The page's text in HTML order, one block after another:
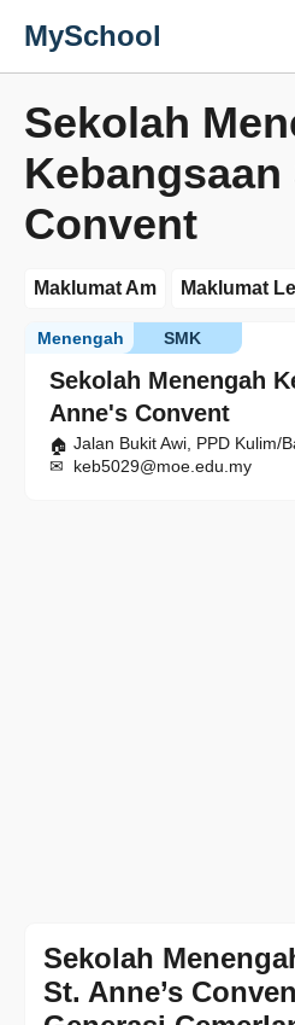
MySchool
Sekolah
Convent
Maklumat Am Maklumat
Sekolah Menengah
Anne's Convent
SMK
Menengah
Jalan Bukit Awi, PPD Kulim/
keb5029@moe.edu.my
Sekolah
St. Anne’s